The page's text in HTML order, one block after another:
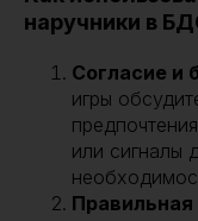
наручники в
Согласие и
игры
или сигналы